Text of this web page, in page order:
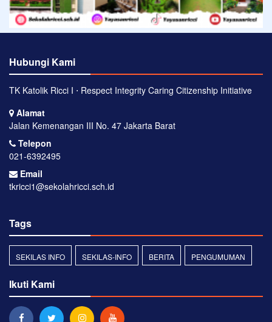
Hubungi Kami
TK Katolik Ricci I ⋅ Respect Integrity Caring Citizenship Initiative
Alamat
Jalan Kemenangan III No. 47 Jakarta Barat
Telepon
021-6392495
Email
tkricci1@sekolahricci.sch.id
Tags
SEKILAS INFO SEKILAS-INFO BERITA PENGUMUMAN
Ikuti Kami